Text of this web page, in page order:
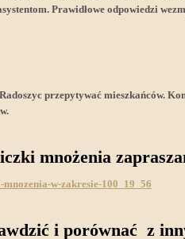
Prawidłowe odpowiedzi
przepytywać mieszkańców.
mnożenia
w-zakresie-100_19_56
i porównać z